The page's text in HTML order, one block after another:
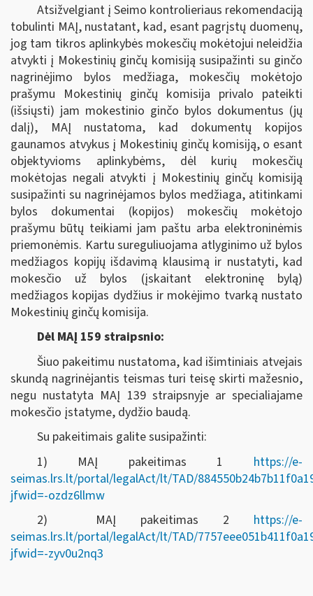
Atsižvelgiant į Seimo kontrolieriaus rekomendaciją
tobulinti MAĮ, nustatant, kad, esant pagrįstų duomenų,
jog tam tikros aplinkybės mokesčių mokėtojui neleidžia
atvykti į Mokestinių ginčų komisiją susipažinti su ginčo
nagrinėjimo bylos medžiaga, mokesčių mokėtojo
prašymu Mokestinių ginčų komisija privalo pateikti
(išsiųsti) jam mokestinio ginčo bylos dokumentus (jų
dalį), MAĮ nustatoma, kad dokumentų kopijos
gaunamos atvykus į Mokestinių ginčų komisiją, o esant
objektyvioms aplinkybėms, dėl kurių mokesčių
mokėtojas negali atvykti į Mokestinių ginčų komisiją
susipažinti su nagrinėjamos bylos medžiaga, atitinkami
bylos dokumentai (kopijos) mokesčių mokėtojo
prašymu būtų teikiami jam paštu arba elektroninėmis
priemonėmis. Kartu sureguliuojama atlyginimo už bylos
medžiagos kopijų išdavimą klausimą ir nustatyti, kad
mokesčio už bylos (įskaitant elektroninę bylą)
medžiagos kopijas dydžius ir mokėjimo tvarką nustato
Mokestinių ginčų komisija.
Dėl MAĮ 159 straipsnio:
Šiuo pakeitimu nustatoma, kad išimtiniais atvejais
skundą nagrinėjantis teismas turi teisę skirti mažesnio,
negu nustatyta MAĮ 139 straipsnyje ar specialiajame
mokesčio įstatyme, dydžio baudą.
Su pakeitimais galite susipažinti:
1) MAĮ pakeitimas 1 https://e-
seimas.lrs.lt/portal/legalAct/lt/TAD/
jfwid=-ozdz6llmw
2) MAĮ pakeitimas 2 https://e-
seimas.lrs.lt/portal/legalAct/lt/TAD/
jfwid=-zyv0u2nq3